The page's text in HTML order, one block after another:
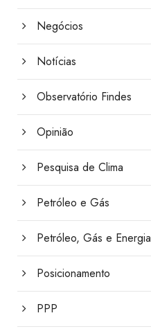
Negócios
Notícias
Observatório Findes
Opinião
Pesquisa de Clima
Petróleo e Gás
Petróleo, Gás e Energia
Posicionamento
PPP